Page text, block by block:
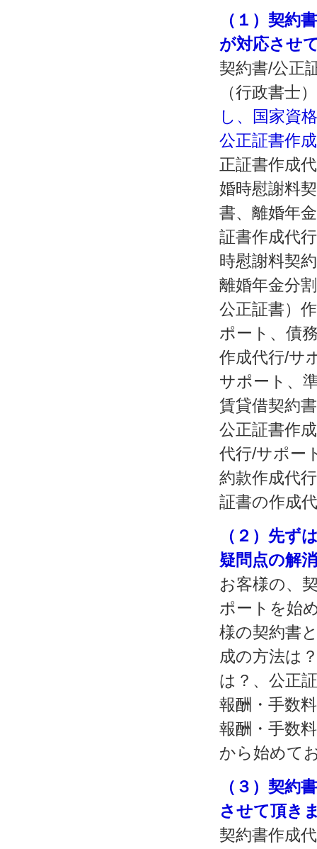
（１）契約
が対応させ
契約書/公正
（行政書士
し、国家資
公正証書作
正証書作成
婚時慰謝料
書、離婚年
証書作成代
時慰謝料契
離婚年金分
公正証書）
ポート、債
作成代行/サ
サポート、
賃貸借契約
公正証書作
代行/サポー
約款作成代
証書の作成
（２）先ず
疑問点の解
お客様の、
ポートを始
様の契約書
成の方法は
は？、公正
報酬・手数
報酬・手数
から始めて
（３）契約
させて頂き
契約書作成